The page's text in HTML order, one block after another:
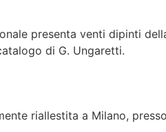
presenta venti dipinti
di G. Ungaretti.
riallestita a Milano,